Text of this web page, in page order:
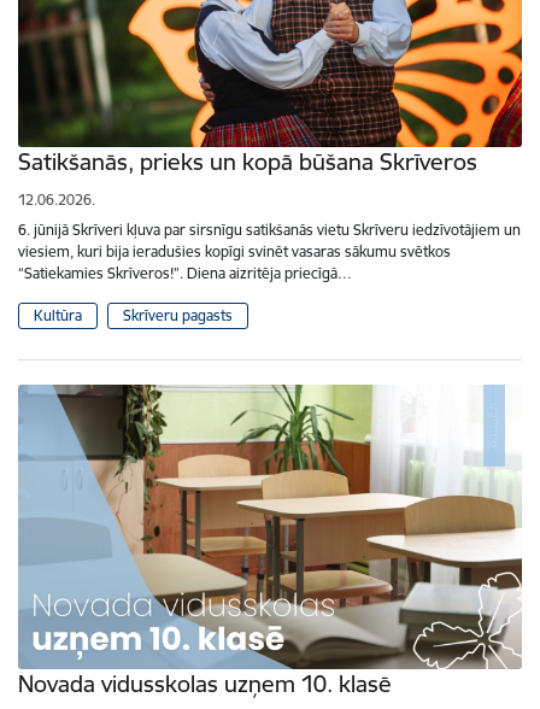
Satikšanās, prieks un kopā būšana Skrīveros
12.06.2026.
6. jūnijā Skrīveri kļuva par sirsnīgu satikšanās vietu Skrīveru iedzīvotājiem un
viesiem, kuri bija ieradušies kopīgi svinēt vasaras sākumu svētkos
“Satiekamies Skrīveros!”. Diena aizritēja priecīgā…
Kultūra Skrīveru pagasts
Novada vidusskolas uzņem 10. klasē